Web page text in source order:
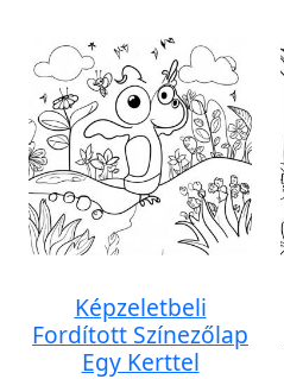
Képzeletbeli
Fordított Színezőlap
Egy Kerttel